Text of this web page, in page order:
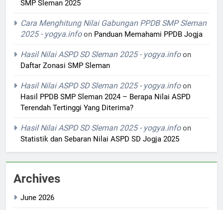
SMP Sleman 2025
Cara Menghitung Nilai Gabungan PPDB SMP Sleman
2025 - yogya.infoon Panduan Memahami PPDB Jogja
Hasil Nilai ASPD SD Sleman 2025 - yogya.infoon
Daftar Zonasi SMP Sleman
Hasil Nilai ASPD SD Sleman 2025 - yogya.infoon
Hasil PPDB SMP Sleman 2024 – Berapa Nilai ASPD
Terendah Tertinggi Yang Diterima?
Hasil Nilai ASPD SD Sleman 2025 - yogya.infoon
Statistik dan Sebaran Nilai ASPD SD Jogja 2025
Archives
June 2026